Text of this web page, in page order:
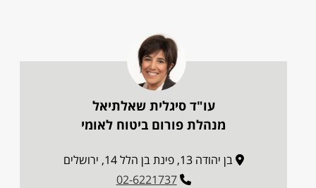
עו"ד סיגלית שאלתיאל
מנהלת פורום ביטוח לאומי
בן יהודה 13, פינת בן הלל 14, ירושלים
02-6221737